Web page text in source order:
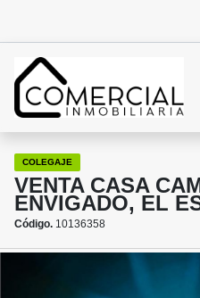
COLEGAJE
VENTA CASA
ENVIGADO, EL
Código. 10136358